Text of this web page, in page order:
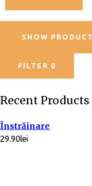
5
SHOW
FILTER 0
Recent Products
Înstrăinare
29.90lei